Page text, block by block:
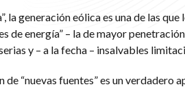
la generación eólica es una de las
de energía” – la de mayor
y – a la fecha – insalvables
“nuevas fuentes” es un verdadero